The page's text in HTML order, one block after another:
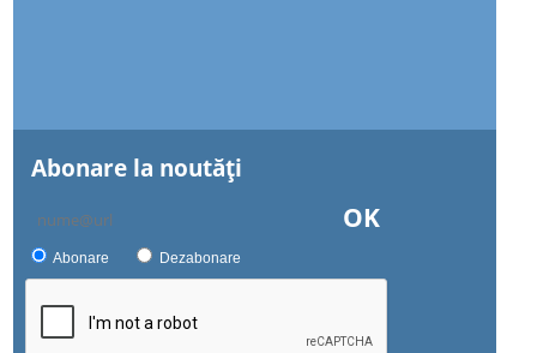
Abonare la noutăţi
OK
Abonare Dezabonare